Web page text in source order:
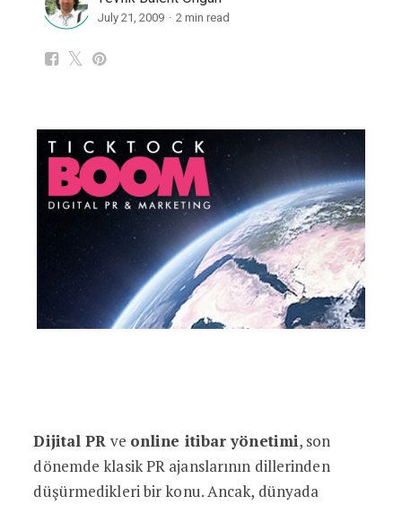
July 21, 2009 2min read
Dijital pr, online itibar yönetimi ve Tick
Dijital PR ve online itibar yönetimi, son
dönemde klasik PR ajanslarının dillerinden
düşürmedikleri bir konu. Ancak, dünyada